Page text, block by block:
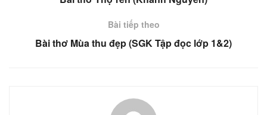
Bài tiếp theo
Bài thơ Mùa thu đẹp (SGK Tập đọc lớp 1&2)